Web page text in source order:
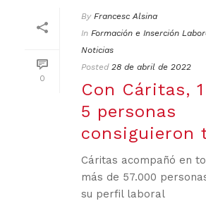
0
By Francesc Alsina
In Formación e Inserción
Noticias
Posted 28 de abril de 2022
Con Cáritas,
5 personas
consiguieron
Cáritas acompañó en
más de 57.000
su perfil laboral